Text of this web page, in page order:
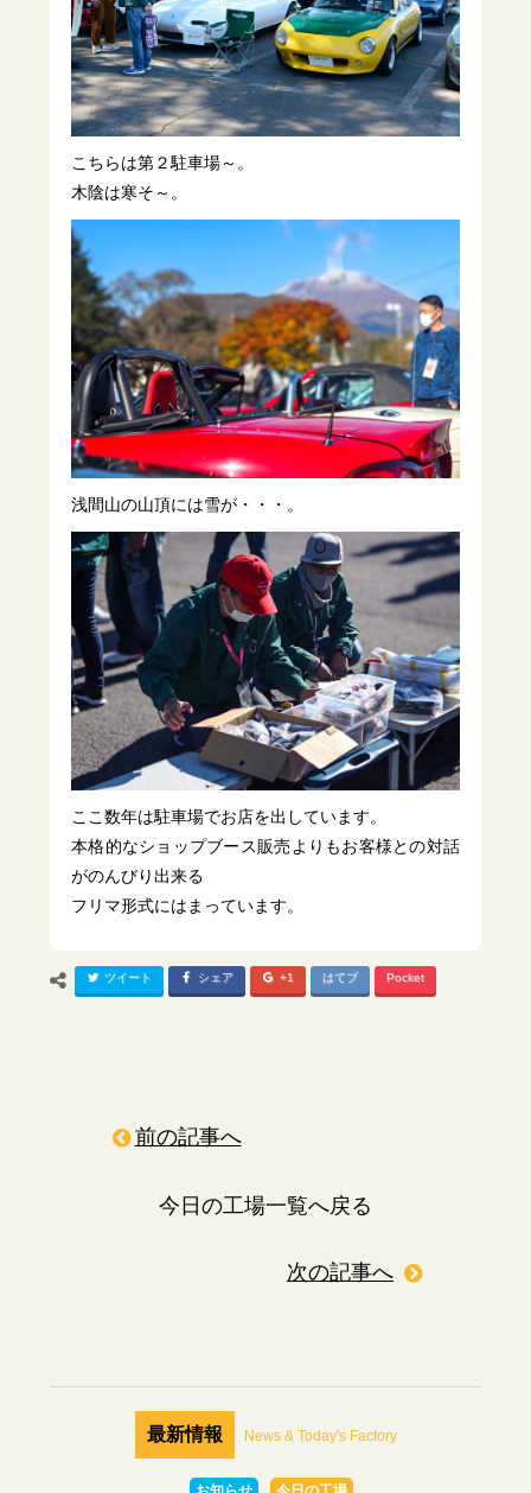
こちらは第２駐車場～。
木陰は寒そ～。
浅間山の山頂には雪が・・・。
ここ数年は駐車場でお店を出しています。
本格的なショップブース販売よりもお客様との対話
がのんびり出来る
フリマ形式にはまっています。
ツイート シェア +1 はてブ Pocket
前の記事へ
今日の工場一覧へ戻る
次の記事へ
最新情報 News & Today's Factory